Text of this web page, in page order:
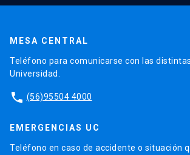
MESA CENTRAL
Teléfono para comunicarse con las
Universidad.
phone (56)95504 4000
EMERGENCIAS UC
Teléfono en caso de accidente o situación